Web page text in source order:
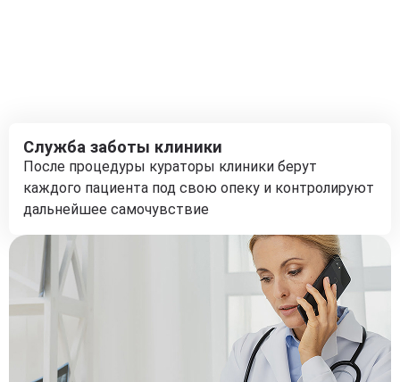
Служба заботы клиники
После процедуры кураторы клиники берут
каждого пациента под свою опеку и контролируют
дальнейшее самочувствие